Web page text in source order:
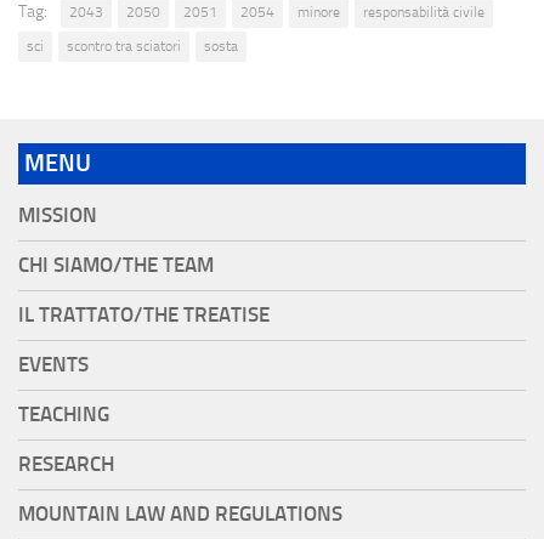
Tag: 2043 2050 2051 2054 minore
responsabilità civile
sci
scontro tra sciatori sosta
MENU
MISSION
CHI SIAMO/THE TEAM
IL TRATTATO/THE TREATISE
EVENTS
TEACHING
RESEARCH
MOUNTAIN LAW AND REGULATIONS